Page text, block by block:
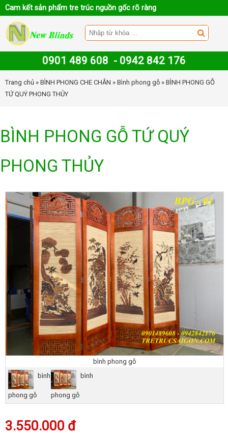
Cam kết sản phẩm tre trúc nguồn gốc rõ ràng
0901 489 608 - 0942 842 176
Trang chủ » BÌNH PHONG CHE CHẮN » Bình phong gỗ » BÌNH PHONG GỖ
TỨ QUÝ PHONG THỦY
BÌNH PHONG GỖ TỨ QUÝ
PHONG THỦY
bình phong gỗ
bình
phong gỗ
bình
phong gỗ
3.550.000 đ